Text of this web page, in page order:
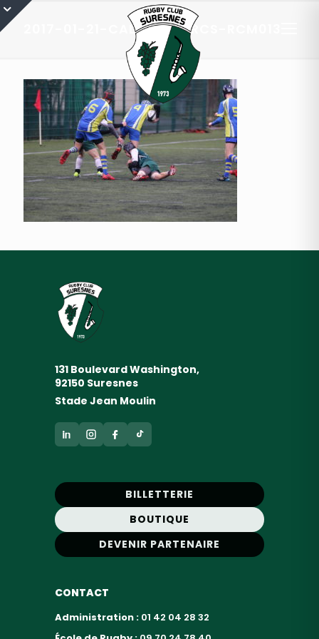
2017-01-21-CADETS-A-RCS-RCM013
131 Boulevard Washington,
92150 Suresnes
Stade Jean Moulin
BILLETTERIE
BOUTIQUE
DEVENIR PARTENAIRE
CONTACT
Administration : 01 42 04 28 32